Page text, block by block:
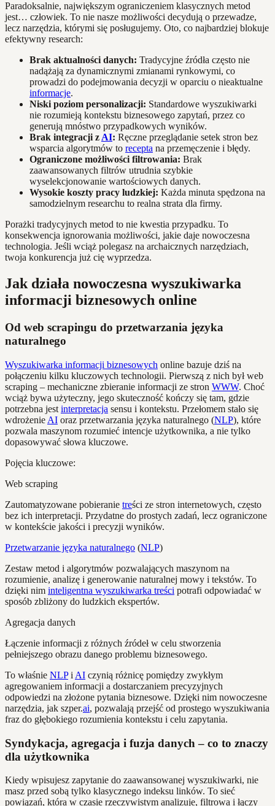
Paradoksalnie, największym ograniczeniem klasycznych metod
jest… człowiek. To nie nasze możliwości decydują o przewadze,
lecz narzędzia, którymi się posługujemy. Oto, co najbardziej blokuje
efektywny research:
Brak aktualności danych: Tradycyjne źródła często nie
nadążają za dynamicznymi zmianami rynkowymi, co
prowadzi do podejmowania decyzji w oparciu o nieaktualne
informacje.
Niski poziom personalizacji: Standardowe wyszukiwarki
nie rozumieją kontekstu biznesowego zapytań, przez co
generują mnóstwo przypadkowych wyników.
Brak integracji z AI: Ręczne przeglądanie setek stron bez
wsparcia algorytmów to recepta na przemęczenie i błędy.
Ograniczone możliwości filtrowania: Brak
zaawansowanych filtrów utrudnia szybkie
wyselekcjonowanie wartościowych danych.
Wysokie koszty pracy ludzkiej: Każda minuta spędzona na
samodzielnym researchu to realna strata dla firmy.
Porażki tradycyjnych metod to nie kwestia przypadku. To
konsekwencja ignorowania możliwości, jakie daje nowoczesna
technologia. Jeśli wciąż polegasz na archaicznych narzędziach,
twoja konkurencja już cię wyprzedza.
Jak działa nowoczesna wyszukiwarka
informacji biznesowych online
Od web scrapingu do przetwarzania języka
naturalnego
Wyszukiwarka informacji biznesowych online bazuje dziś na
połączeniu kilku kluczowych technologii. Pierwszą z nich był web
scraping – mechaniczne zbieranie informacji ze stron WWW. Choć
wciąż bywa użyteczny, jego skuteczność kończy się tam, gdzie
potrzebna jest interpretacja sensu i kontekstu. Przełomem stało się
wdrożenie AI oraz przetwarzania języka naturalnego (NLP), które
pozwala maszynom rozumieć intencje użytkownika, a nie tylko
dopasowywać słowa kluczowe.
Pojęcia kluczowe:
Web scraping
Zautomatyzowane pobieranie treści ze stron internetowych, często
bez ich interpretacji. Przydatne do prostych zadań, lecz ograniczone
w kontekście jakości i precyzji wyników.
Przetwarzanie języka naturalnego (NLP)
Zestaw metod i algorytmów pozwalających maszynom na
rozumienie, analizę i generowanie naturalnej mowy i tekstów. To
dzięki nim inteligentna wyszukiwarka treści potrafi odpowiadać w
sposób zbliżony do ludzkich ekspertów.
Agregacja danych
Łączenie informacji z różnych źródeł w celu stworzenia
pełniejszego obrazu danego problemu biznesowego.
To właśnie NLPi AI czynią różnicę pomiędzy zwykłym
agregowaniem informacji a dostarczaniem precyzyjnych
odpowiedzi na złożone pytania biznesowe. Dzięki nim nowoczesne
narzędzia, jak szper.ai, pozwalają przejść od prostego wyszukiwania
fraz do głębokiego rozumienia kontekstu i celu zapytania.
Syndykacja, agregacja i fuzja danych – co to znaczy
dla użytkownika
Kiedy wpisujesz zapytanie do zaawansowanej wyszukiwarki, nie
masz przed sobą tylko klasycznego indeksu linków. To sieć
powiązań, która w czasie rzeczywistym analizuje, filtrowa i łączy